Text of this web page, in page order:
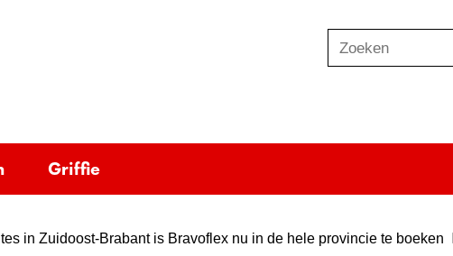
o
e
Zoeken
Griffie
in Zuidoost-Brabant is Bravoflex nu in de hele provincie te boeken